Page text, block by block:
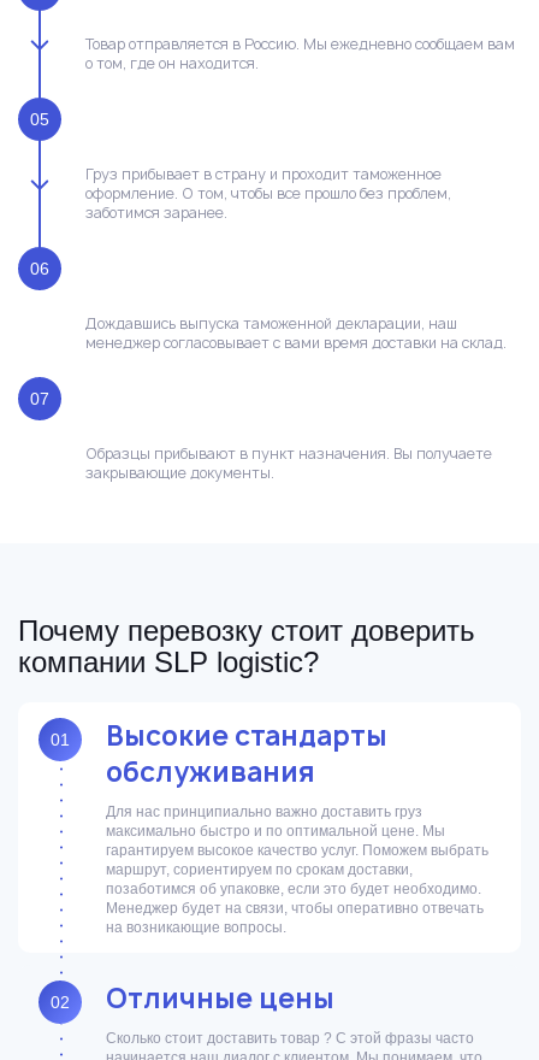
Товар отправляется в Россию. Мы ежедневно сообщаем вам
о том, где он находится.
05
Груз прибывает в страну и проходит таможенное
оформление. О том, чтобы все прошло без проблем,
заботимся заранее.
06
Дождавшись выпуска таможенной декларации, наш
менеджер согласовывает с вами время доставки на склад.
07
Образцы прибывают в пункт назначения. Вы получаете
закрывающие документы.
Почему перевозку стоит доверить
компании SLP logistic?
Высокие стандарты
обслуживания
01
Для нас принципиально важно доставить груз
максимально быстро и по оптимальной цене. Мы
гарантируем высокое качество услуг. Поможем выбрать
маршрут, сориентируем по срокам доставки,
позаботимся об упаковке, если это будет необходимо.
Менеджер будет на связи, чтобы оперативно отвечать
на возникающие вопросы.
Отличные цены
02
Сколько стоит доставить товар ? С этой фразы часто